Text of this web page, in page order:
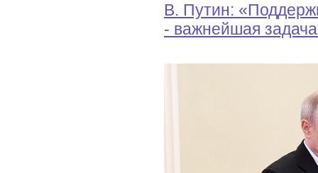
В. Путин:
- важнейшая